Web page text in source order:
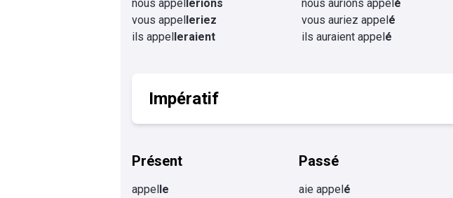
nous appellerions
vous appelleriez
ils appelleraient
nous aurions appelé
vous auriez appelé
ils auraient appelé
Impératif
Présent
appelle
Passé
aie appelé